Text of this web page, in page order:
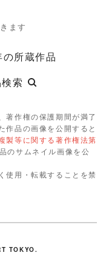
ます
の所蔵作品
索
著作権の保護期間が満了
作品の画像を公開すると
製等に関する著作権法第
のサムネイル画像を公
使用・転載することを禁
TOKYO.